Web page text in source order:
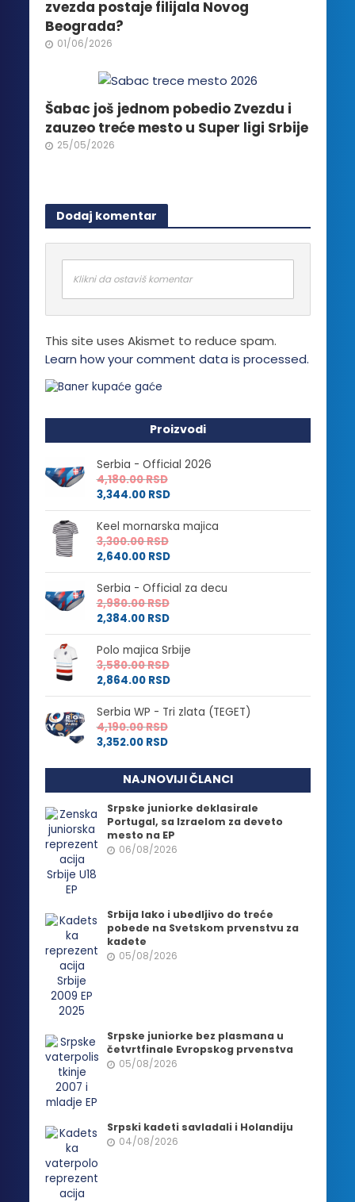
zvezda postaje filijala Novog
Beograda?
01/06/2026
Šabac još jednom pobedio Zvezdu i
zauzeo treće mesto u Super ligi Srbije
25/05/2026
Dodaj komentar
Klikni da ostaviš komentar
This site uses Akismet to reduce spam.
Learn how your comment data is processed.
Proizvodi
Serbia - Official 2026
4,180.00RSD
3,344.00 RSD
Keel mornarska majica
3,300.00RSD
2,640.00 RSD
Serbia - Official za decu
2,980.00RSD
2,384.00 RSD
Polo majica Srbije
3,580.00RSD
2,864.00 RSD
Serbia WP - Tri zlata (TEGET)
4,190.00RSD
3,352.00 RSD
NAJNOVIJI ČLANCI
Srpske juniorke deklasirale
Portugal, sa Izraelom za deveto
mesto na EP
06/08/2026
Srbija lako i ubedljivo do treće
pobede na Svetskom prvenstvu za
kadete
05/08/2026
Srpske juniorke bez plasmana u
četvrtfinale Evropskog prvenstva
05/08/2026
Srpski kadeti savladali i Holandiju
04/08/2026